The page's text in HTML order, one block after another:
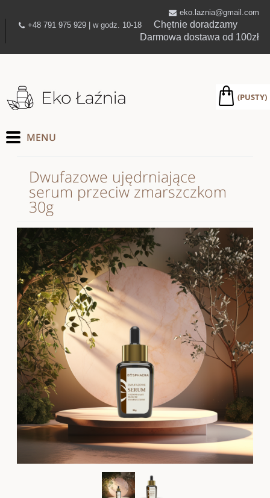
eko.laznia@gmail.com
+48 791 975 929 | w godz. 10-18 Chętnie doradzamy
Darmowa dostawa od 100zł
(PUSTY)
Dwufazowe ujędrniające
serum przeciw zmarszczkom
30g